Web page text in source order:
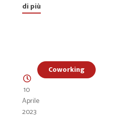
di più
Coworking
10
Aprile
2023